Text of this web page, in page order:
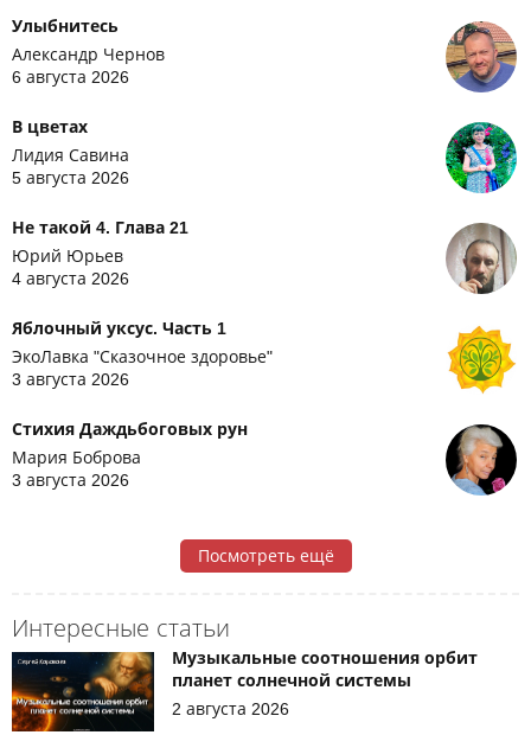
Улыбнитесь
Александр Чернов
6 августа 2026
В цветах
Лидия Савина
5 августа 2026
Не такой 4. Глава 21
Юрий Юрьев
4 августа 2026
Яблочный уксус. Часть 1
ЭкоЛавка "Сказочное здоровье"
3 августа 2026
Стихия Даждьбоговых рун
Мария Боброва
3 августа 2026
Посмотреть ещё
Интересные статьи
Музыкальные соотношения орбит
планет солнечной системы
2 августа 2026